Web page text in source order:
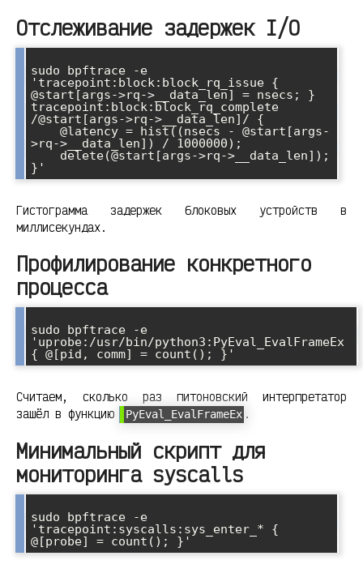
Отслеживание задержек I/O
sudo bpftrace -e
'tracepoint:block:block_rq_issue {
@start[args->rq->__data_len] = nsecs; }
tracepoint:block:block_rq_complete
/@start[args->rq->__data_len]/ {
>rq->__data_len]) / 1000000);
Гистограмма задержек блоковых устройств в
миллисекундах.
Профилирование конкретного
процесса
sudo bpftrace -e
'uprobe:/usr/bin/python3:PyEval_EvalFrameEx
Считаем, сколько раз питоновский интерпретатор
зашёл в функцию
PyEval_EvalFrameEx .
Минимальный скрипт для
мониторинга syscalls
sudo bpftrace -e
'tracepoint:syscalls:sys_enter_* {